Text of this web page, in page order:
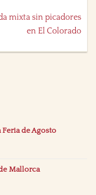
mixta sin picadores
en El Colorado
Feria de Agosto
Mallorca